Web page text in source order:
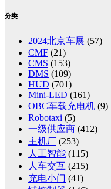
分类
2024北京车展 (57)
CMF (21)
CMS (153)
DMS (109)
HUD (701)
Mini-LED (161)
OBC车载充电机 (9)
Robotaxi (5)
一级供应商 (412)
主机厂 (253)
人工智能 (115)
人车交互 (215)
充电小门 (41)